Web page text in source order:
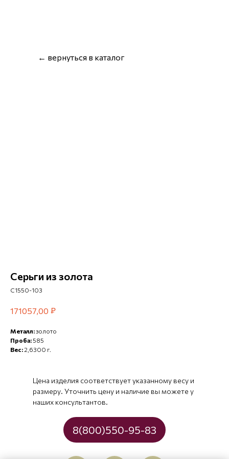
← вернуться в каталог
Серьги из золота
С1550-103
171057,00 ₽
Металл:золото
Проба:585
Вес:2,6300 г.
Цена изделия соответствует указанному весу и
размеру. Уточнить цену и наличие вы можете у
наших консультантов.
8(800)550-95-83